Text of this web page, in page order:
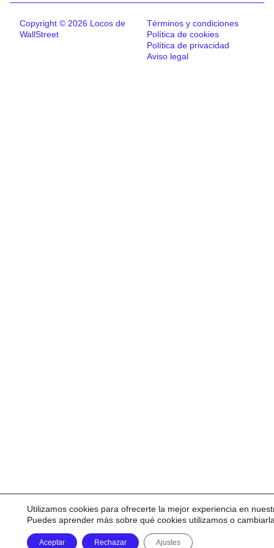
Copyright © 2026 Locos de
WallStreet
Términos y condiciones
Política de cookies
Política de privacidad
Aviso legal
Utilizamos cookies para ofrecerte la mejor experiencia en
Puedes aprender más sobre qué cookies utilizamos o
Aceptar Rechazar Ajustes